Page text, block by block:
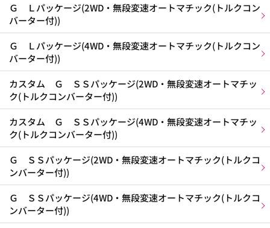
Ｇ Ｌパッケージ(2WD・無段変速オートマチック(トルクコン
バーター付))
Ｇ Ｌパッケージ(4WD・無段変速オートマチック(トルクコン
バーター付))
カスタム Ｇ ＳＳパッケージ(2WD・無段変速オートマチッ
ク(トルクコンバーター付))
カスタム Ｇ ＳＳパッケージ(4WD・無段変速オートマチッ
ク(トルクコンバーター付))
Ｇ ＳＳパッケージ(2WD・無段変速オートマチック(トルクコ
ンバーター付))
Ｇ ＳＳパッケージ(4WD・無段変速オートマチック(トルクコ
ンバーター付))